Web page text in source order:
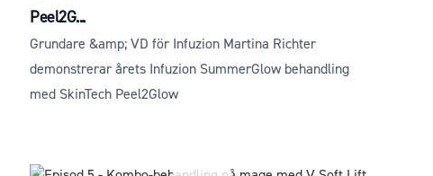
Peel2G...
Grundare &amp; VD för Infuzion Martina Richter
demonstrerar årets Infuzion SummerGlow behandling
med SkinTech Peel2Glow